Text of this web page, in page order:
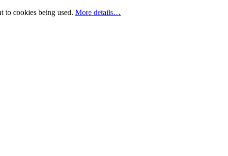
to cookies being used. More details…